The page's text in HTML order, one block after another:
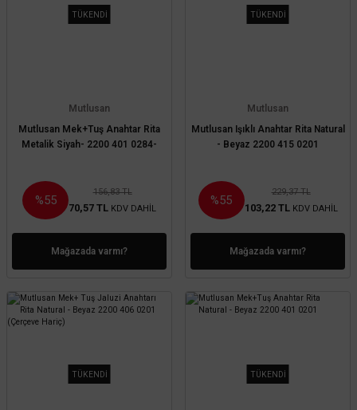
TÜKENDİ
Mutlusan
Mutlusan Mek+Tuş Anahtar Rita
Metalik Siyah- 2200 401 0284-
%55
156,83 TL
70,57 TL KDV DAHİL
Mağazada varmı?
TÜKENDİ
Mutlusan
Mutlusan Işıklı Anahtar Rita Natural
- Beyaz 2200 415 0201
%55
229,37 TL
103,22 TL KDV DAHİL
Mağazada varmı?
TÜKENDİ TÜKENDİ